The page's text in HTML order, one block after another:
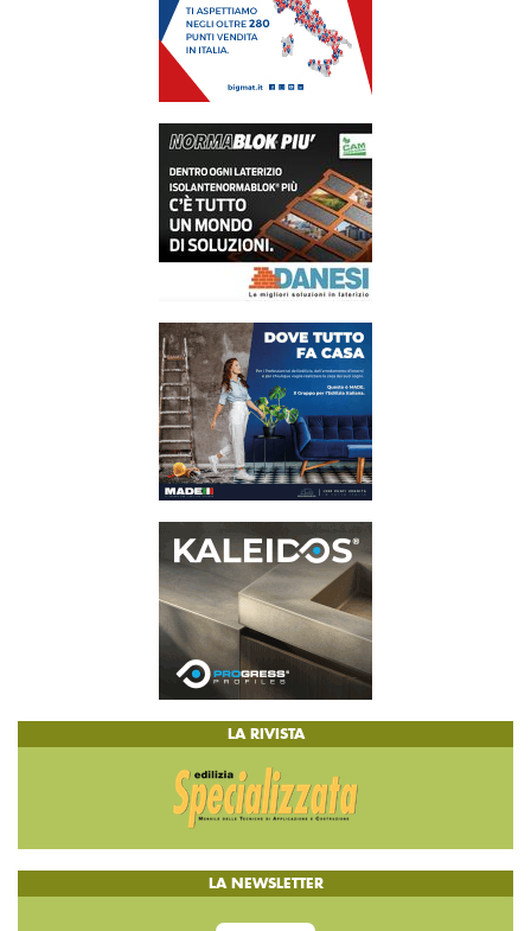
LA RIVISTA
LA NEWSLETTER